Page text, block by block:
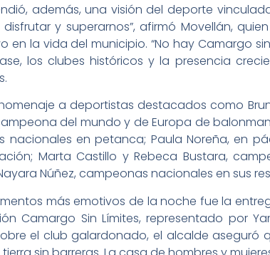
además, una visión del deporte
y superarnos”, afirmó Movellán,
en la vida del municipio. “No hay Camargo
los clubes históricos y la presencia
a deportistas destacados como
del mundo y de Europa de
nacionales en petanca; Paula Noreña, en
Marta Castillo y Rebeca Bustara,
Núñez, campeonas nacionales en sus
más emotivos de la noche fue la
Camargo Sin Límites, representado por
el club galardonado, el alcalde